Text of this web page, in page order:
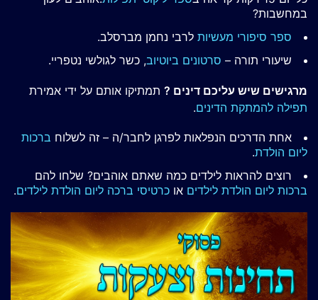
במחשבות?
ספר סיפורי מעשיות לרבי נחמן מברסלב.
שיעורי תורה – סרטונים ביוטיוב, כשר לגולשי נטפריי.
מרגישים שיש עליכם דינים ? תמתיקו אותם על ידי אמירת
תפילה להמתקת הדינים.
אחת הדרכים הנפלאות לפרגן לחבר/ה – זה לשלוח ברכות
ליום הולדת.
רוצים להראות לילדים כמה שאתם אוהבים? שלחו להם
ברכות ליום הולדת לילדים או כרטיסי ברכה ליום הולדת לילדים.